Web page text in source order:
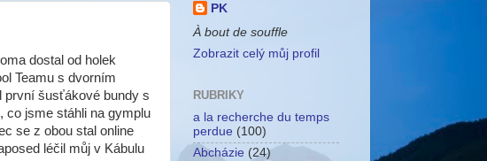
dostal od holek
Teamu s dvorním
první šusťákové bundy s
co jsme stáhli na gymplu
se z obou stal online
léčil můj v Kábulu
PK
À bout de souffle
Zobrazit celý můj profil
RUBRIKY
a la recherche du temps
perdue (100)
Abcházie (24)